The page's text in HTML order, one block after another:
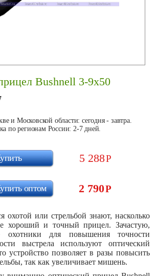
Bushnell 3-9x50
и Московской области: сегодня - завтра.
по регионам России: 2-7 дней.
5 288Р
2 790Р
оптом
охотой или стрельбой знают, насколько
хороший и точный прицел. Зачастую,
охотники для повышения точности
выстрела используют оптический
устройство позволяет в разы повысить
так как увеличивает мишень.